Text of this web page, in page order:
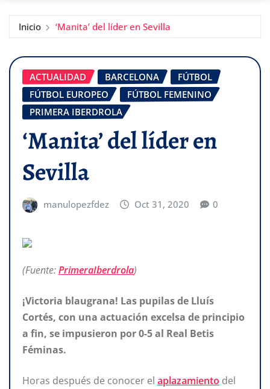
Inicio ‘Manita’ del líder en Sevilla
ACTUALIDAD BARCELONA
FÚTBOL
FÚTBOL EUROPEO
FÚTBOL FEMENINO
PRIMERA IBERDROLA
‘Manita’ del líder en
Sevilla
manulopezfdez Oct 31, 2020 0
(Fuente:PrimeraIberdrola)
¡Victoria blaugrana! Las pupilas de Lluís
Cortés, con una actuación excelsa de principio
a fin, se impusieron por 0-5 al Real Betis
Féminas.
Horas después de conocer el aplazamiento del